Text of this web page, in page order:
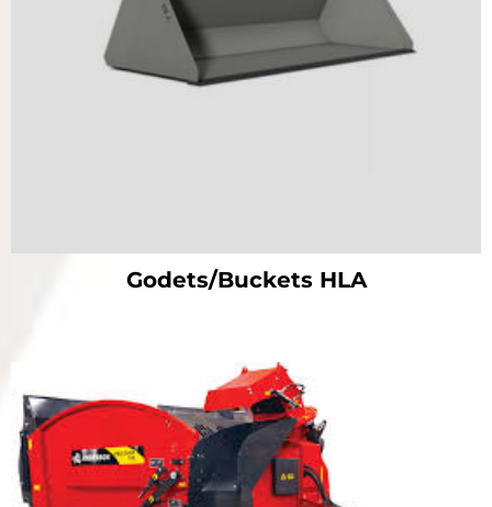
Godets/Buckets HLA